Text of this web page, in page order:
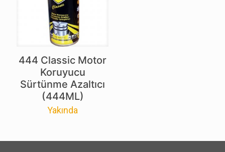
444 Classic Motor
Koruyucu
Sürtünme Azaltıcı
(444ML)
Yakında